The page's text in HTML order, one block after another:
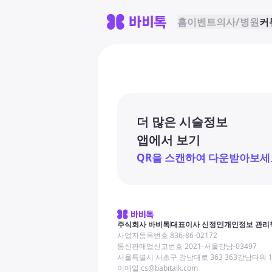
홈이벤트의사/병원커
더 많은 시술정보
앱에서 보기
QR을 스캔하여 다운받아보세
주식회사 바비톡대표이사 신정인개인정보 관리
사업자등록번호 836-86-02172
통신판매업신고번호 2021-서울강남-03497
서울특별시 서초구 강남대로 363 363강남타워
이메일 cs@babitalk.com